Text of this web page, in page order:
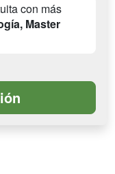
con más
Master